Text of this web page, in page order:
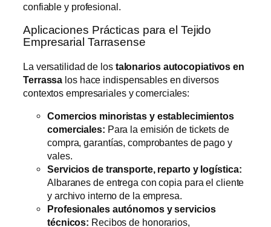
confiable y profesional.
Aplicaciones Prácticas para el Tejido
Empresarial Tarrasense
La versatilidad de los talonarios autocopiativos en
Terrassa los hace indispensables en diversos
contextos empresariales y comerciales:
Comercios minoristas y establecimientos
comerciales: Para la emisión de tickets de
compra, garantías, comprobantes de pago y
vales.
Servicios de transporte, reparto y logística:
Albaranes de entrega con copia para el cliente
y archivo interno de la empresa.
Profesionales autónomos y servicios
técnicos: Recibos de honorarios,